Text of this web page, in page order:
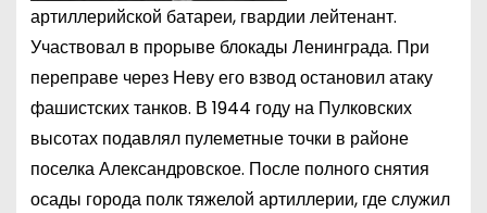
артиллерийской батареи, гвардии лейтенант.
Участвовал в прорыве блокады Ленинграда. При
переправе через Неву его взвод остановил атаку
фашистских танков. В 1944 году на Пулковских
высотах подавлял пулеметные точки в районе
поселка Александровское. После полного снятия
осады города полк тяжелой артиллерии, где служил